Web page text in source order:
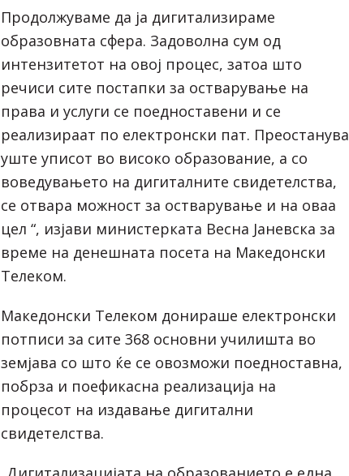
Продолжуваме да ја дигитализираме
образовната сфера. Задоволна сум од
интензитетот на овој процес, затоа што
речиси сите постапки за остварување на
права и услуги се поедноставени и се
реализираат по електронски пат. Преостанува
уште уписот во високо образование, а со
воведувањето на дигиталните свидетелства,
се отвара можност за остварување и на оваа
цел “, изјави министерката Весна Јаневска за
време на денешната посета на Македонски
Телеком.
Македонски Телеком донираше електронски
потписи за сите 368 основни училишта во
земјава со што ќе се овозможи поедноставна,
побрза и поефикасна реализација на
процесот на издавање дигитални
свидетелства.